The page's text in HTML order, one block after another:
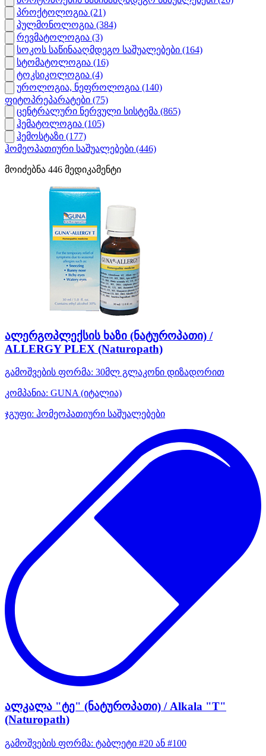
პროქტოლოგია (21)
პულმონოლოგია (384)
რევმატოლოგია (3)
სოკოს საწინააღმდეგო საშუალებები (164)
სტომატოლოგია (16)
ტოკსიკოლოგია (4)
უროლოგია, ნეფროლოგია (140)
ფიტოპრეპარატები (75)
ცენტრალური ნერვული სისტემა (865)
ჰემატოლოგია (105)
ჰემოსტაზი (177)
ჰომეოპათიური საშუალებები (446)
მოიძებნა 446 მედიკამენტი
ალერგოპლექსის ხაზი (ნატუროპათი) /
ALLERGY PLEX (Naturopath)
გამოშვების ფორმა: 30მლ გლაკონი დიზადორით
კომპანია: GUNA (იტალია)
ჯგუფი: ჰომეოპათიური საშუალებები
ალკალა "ტე" (ნატუროპათი) / Alkala "T"
(Naturopath)
გამოშვების ფორმა: ტაბლეტი #20 ან #100